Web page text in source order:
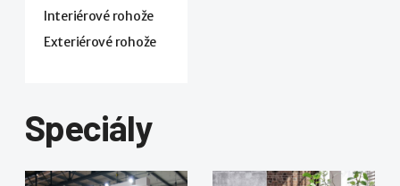
Interiérové rohože
Exteriérové rohože
Speciály